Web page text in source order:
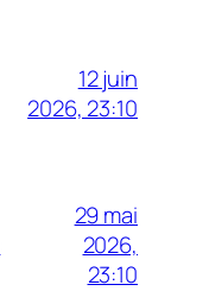
12 juin
2026, 23:10
29 mai
2026,
23:10